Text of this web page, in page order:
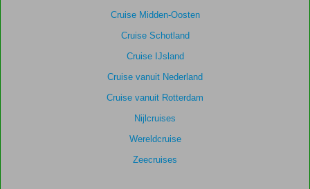
Cruise Midden-Oosten
Cruise Schotland
Cruise IJsland
Cruise vanuit Nederland
Cruise vanuit Rotterdam
Nijlcruises
Wereldcruise
Zeecruises